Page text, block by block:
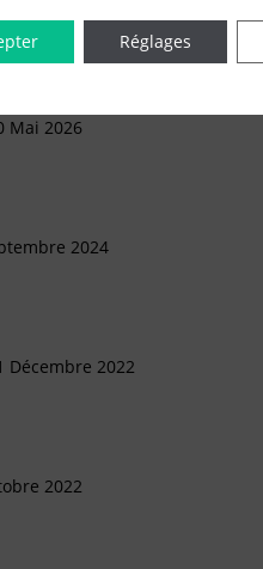
Mai 2026
2024
2022
2022
Réglages